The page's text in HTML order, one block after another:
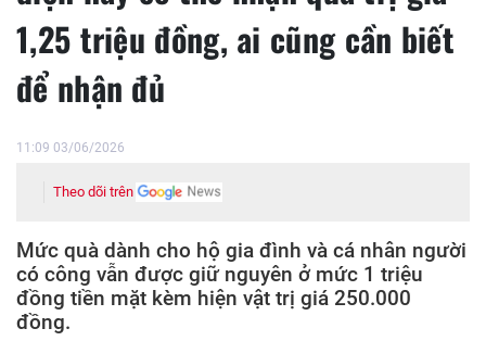
1,25 triệu đồng, ai cũng cần biết
để nhận đủ
11:09 03/06/2026
Theo dõi trên
Mức quà dành cho hộ gia đình và cá nhân người
có công vẫn được giữ nguyên ở mức 1 triệu
đồng tiền mặt kèm hiện vật trị giá 250.000
đồng.